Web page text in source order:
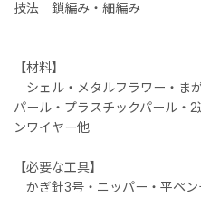
技法 鎖編み・細編み
【材料】
シェル・メタルフラワー・ま
パール・プラスチックパール・
ンワイヤー他
【必要な工具】
かぎ針3号・ニッパー・平ペン